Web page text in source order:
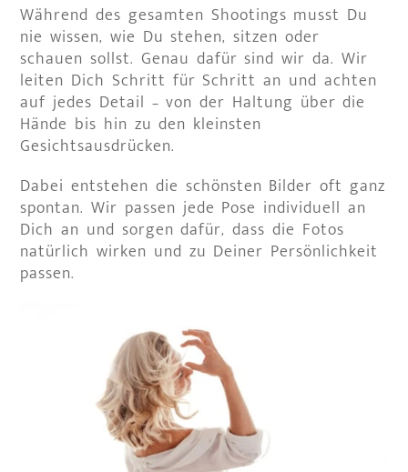
Während des gesamten Shootings musst Du
nie wissen, wie Du stehen, sitzen oder
schauen sollst. Genau dafür sind wir da. Wir
leiten Dich Schritt für Schritt an und achten
auf jedes Detail – von der Haltung über die
Hände bis hin zu den kleinsten
Gesichtsausdrücken.
Dabei entstehen die schönsten Bilder oft ganz
spontan. Wir passen jede Pose individuell an
Dich an und sorgen dafür, dass die Fotos
natürlich wirken und zu Deiner Persönlichkeit
passen.